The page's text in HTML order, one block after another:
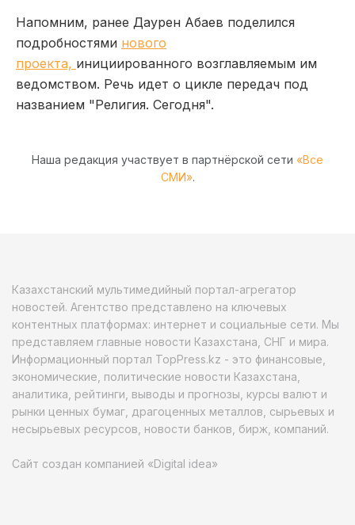
Напомним, ранее Даурен Абаев поделился
подробностями нового
проекта, инициированного возглавляемым им
ведомством. Речь идет о цикле передач под
названием "Религия. Сегодня".
Наша редакция участвует в партнёрской сети «Все
СМИ».
Казахстанский мультимедийный портал-агрегатор
новостей. Агентство представлено на ключевых
контентных платформах: интернет и социальные сети. Мы
представляем главные новости Казахстана, СНГ и мира.
Информационный портал TopPress.kz - это финансовые,
экономические, политические новости Казахстана,
аналитика, рейтинги, выводы и прогнозы, курсы валют и
рынки ценных бумаг, драгоценных металлов, сырьевых и
несырьевых ресурсов, новости банков, бирж, компаний.
Сайт создан компанией «Digital idea»